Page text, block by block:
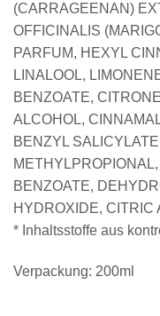
(CARRAGEENAN)
OFFICINALIS
PARFUM, HEXYL
LINALOOL,
BENZOATE,
ALCOHOL,
BENZYL
BENZOATE,
HYDROXIDE, CITRIC
* Inhaltsstoffe aus
Verpackung: 200ml